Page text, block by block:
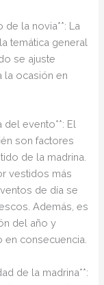
de la novia**: La
temática general
se ajuste
la ocasión en
del evento**: El
son factores
de la madrina.
vestidos más
de día se
Además, es
del año y
consecuencia.
de la madrina**: